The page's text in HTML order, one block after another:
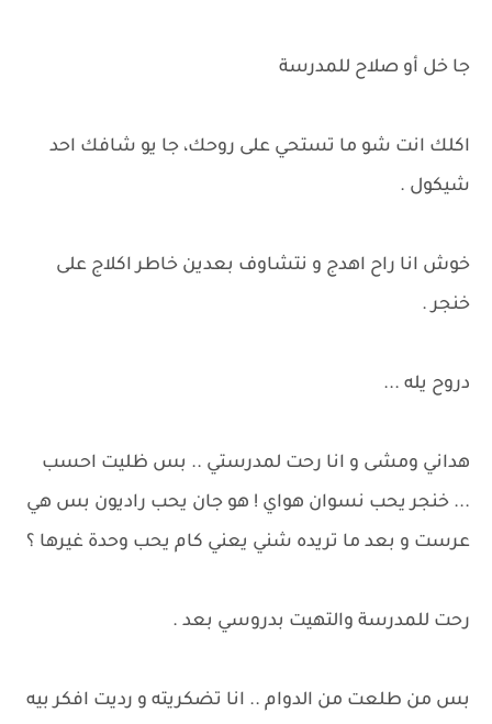
جا خل أو صلاح للمدرسة
اكلك انت شو ما تستحي على روحك، جا يو شافك احد
شيكول .
خوش انا راح اهدج و نتشاوف بعدين خاطر اكلاج على
خنجر .
دروح يله ...
هداني ومشى و انا رحت لمدرستي .. بس ظليت احسب
... خنجر يحب نسوان هواي ! هو جان يحب راديون بس هي
عرست و بعد ما تريده شني يعني كام يحب وحدة غيرها ؟
رحت للمدرسة والتهيت بدروسي بعد .
بس من طلعت من الدوام .. انا تضكريته و رديت افكر بيه